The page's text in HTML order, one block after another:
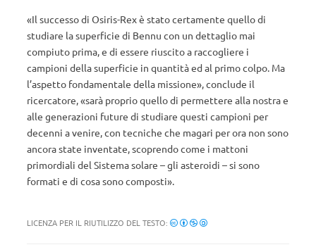
«Il successo di Osiris-Rex è stato certamente quello di
studiare la superficie di Bennu con un dettaglio mai
compiuto prima, e di essere riuscito a raccogliere i
campioni della superficie in quantità ed al primo colpo. Ma
l’aspetto fondamentale della missione», conclude il
ricercatore, «sarà proprio quello di permettere alla nostra e
alle generazioni future di studiare questi campioni per
decenni a venire, con tecniche che magari per ora non sono
ancora state inventate, scoprendo come i mattoni
primordiali del Sistema solare – gli asteroidi – si sono
formati e di cosa sono composti».
LICENZA PER IL RIUTILIZZO DEL TESTO: